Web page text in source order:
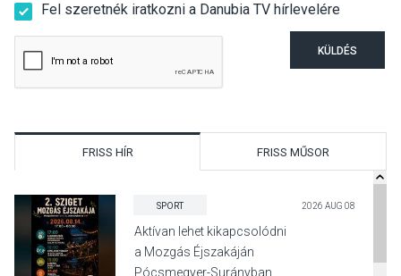
Fel szeretnék iratkozni a Danubia TV hírlevelére
KÜLDÉS
FRISS HÍR FRISS MŰSOR
SPORT 2026 AUG 08
Aktívan lehet kikapcsolódni
a Mozgás Éjszakáján
Pócsmegyer-Surányban